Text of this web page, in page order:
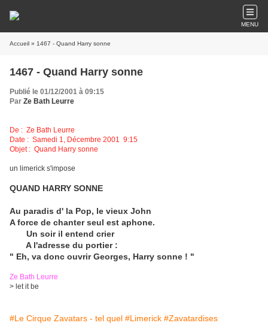
MENU
Accueil » 1467 - Quand Harry sonne
1467 - Quand Harry sonne
Publié le 01/12/2001 à 09:15
Par Ze Bath Leurre
De : Ze Bath Leurre
Date : Samedi 1, Décembre 2001 9:15
Objet : Quand Harry sonne
un limerick s'impose
QUAND HARRY SONNE
Au paradis d' la Pop, le vieux John
A force de chanter seul est aphone.
Un soir il entend crier
A l'adresse du portier :
" Eh, va donc ouvrir Georges, Harry sonne ! "
Ze Bath Leurre
> let it be
#Le Cirque Zavatars - tel quel #Limerick #Zavatardises